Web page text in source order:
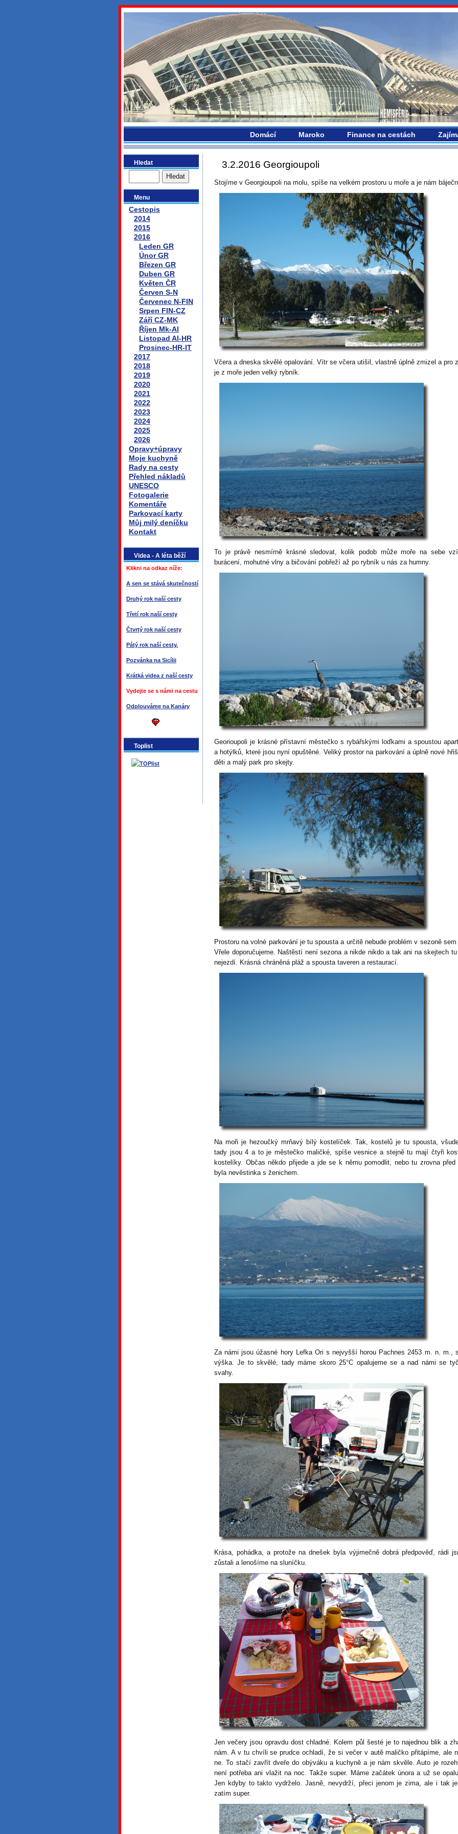
bydlikemevropou.com
Domácí Maroko Finance na cestách
Hledat
Menu
Cestopis
2014
2015
2016
Leden GR
Únor GR
Březen GR
Duben GR
Květen ČR
Červen S-N
Červenec N-FIN
Srpen FIN-CZ
Září CZ-MK
Říjen Mk-Al
Listopad Al-HR
Prosinec-HR-IT
2017
2018
2019
2020
2021
2022
2023
2024
2025
2026
Opravy+úpravy
Moje kuchyně
Rady na cesty
Přehled nákladů
UNESCO
Fotogalerie
Komentáře
Parkovací karty
Můj milý deníčku
Kontakt
Videa - A léta běží
Klikni na odkaz níže:
A sen se stává skutečností
Druhý rok naší cesty
Třetí rok naší cesty
Čtvrtý rok naší cesty
Pátý rok naší cesty.
Pozvánka na Sicílii
Krátká videa z naší cesty
Vydejte se s námi na cestu
Odplouváme na Kanáry
Toplist
3.2.2016 Georgioupoli
Stojíme v Georgioupoli na molu, spíše na velkém prostoru u moře a je nám
Včera a dneska skvělé opalování. Vítr se včera utišil, vlastně úplně zmizel a pro
je z moře jeden velký rybník.
To je právě nesmírně krásné sledovat, kolik podob může moře na sebe
burácení, mohutné vlny a bičování pobřeží až po rybník u nás za humny.
Georioupoli je krásné přístavní městečko s rybářskými loďkami a spoustou
a hotýlků, které jsou nyní opuštěné. Veliký prostor na parkování a úplně nové
děti a malý park pro skejty.
Prostoru na volné parkování je tu spousta a určitě nebude problém v sezoně sem
Vřele doporučujeme. Naštěstí není sezona a nikde nikdo a tak ani na skejtech
nejezdí. Krásná chráněná pláž a spousta taveren a restaurací.
Na moři je hezoučký mrňavý bílý kostelíček. Tak, kostelů je tu spousta,
tady jsou 4 a to je městečko maličké, spíše vesnice a stejně tu mají čtyři
kostelíky. Občas někdo přijede a jde se k němu pomodlit, nebo tu zrovna
byla nevěstinka s ženichem.
Za námi jsou úžasné hory Lefka Ori s nejvyšší horou Pachnes 2453 m. n. m.,
výška. Je to skvělé, tady máme skoro 25°C opalujeme se a nad námi se
svahy.
Krása, pohádka, a protože na dnešek byla výjimečně dobrá předpověď, rádi
zůstali a lenošíme na sluníčku.
Jen večery jsou opravdu dost chladné. Kolem půl šesté je to najednou blik a
nám. A v tu chvíli se prudce ochladí, že si večer v autě maličko přitápíme, ale
ne. To stačí zavřít dveře do obýváku a kuchyně a je nám skvěle. Auto je
není potřeba ani vlažit na noc. Takže super. Máme začátek února a už se
Jen kdyby to takto vydrželo. Jasně, nevydrží, přeci jenom je zima, ale i tak
zatím super.